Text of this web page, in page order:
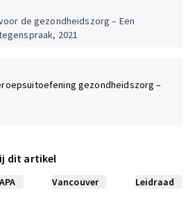
de gezondheidszorg – Een
2021
gezondheidszorg –
dit artikel
APA Vancouver Leidraad